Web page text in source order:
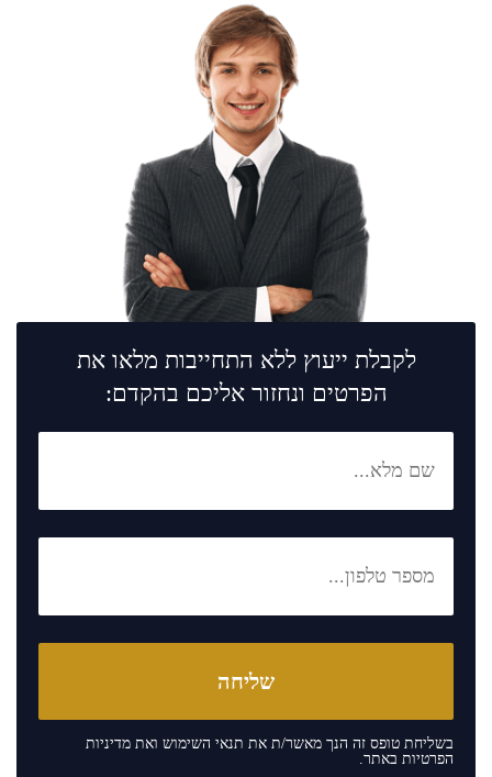
לקבלת ייעוץ ללא התחייבות מלאו את
הפרטים ונחזור אליכם בהקדם:
בשליחת טופס זה הנך מאשר/ת את תנאי השימוש ואת מדיניות
הפרטיות באתר.